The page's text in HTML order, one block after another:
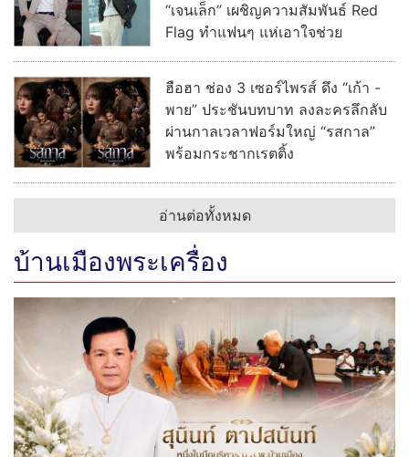
“เจนเล็ก” เผชิญความสัมพันธ์ Red
Flag ทำแฟนๆ แห่เอาใจช่วย
ฮือฮา ช่อง 3 เซอร์ไพรส์ ดึง “เก้า -
พาย” ประชันบทบาท ลงละครลึกลับ
ผ่านกาลเวลาฟอร์มใหญ่ “รสกาล”
พร้อมกระชากเรตติ้ง
อ่านต่อทั้งหมด
บ้านเมืองพระเครื่อง